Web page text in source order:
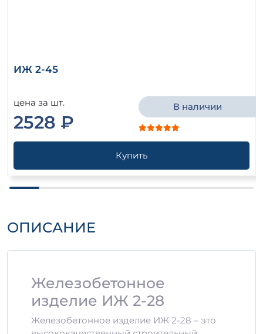
ИЖ 2-45
цена за шт.
2528 ₽
В наличии
Купить
ОПИСАНИЕ
Железобетонное
изделие ИЖ 2-28
Железобетонное изделие ИЖ 2-28 – это